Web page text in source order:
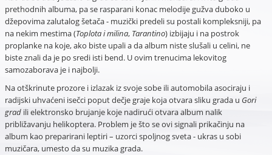
prethodnih albuma, pa se rasparani konac melodije gužva duboko u
džepovima zalutalog šetača - muzički predeli su postali kompleksniji, pa
na nekim mestima (Toplota i milina, Tarantino) izbijaju i na postrok
proplanke na koje, ako biste upali a da album niste slušali u celini, ne
biste znali da je po sredi isti bend. U ovim trenucima lekovitog
samozaborava je i najbolji.
Na otškrinute prozore i izlazak iz svoje sobe ili automobila asociraju i
radijski uhvaćeni isečci poput dečje graje koja otvara sliku grada u Gori
gradili elektronsko brujanje koje nadirući otvara album nalik
približavanju helikoptera. Problem je što se ovi signali prikačinju na
album kao preparirani leptiri – uzorci spoljnog sveta - ukras u sobi
muzičara, umesto da su muzika grada.